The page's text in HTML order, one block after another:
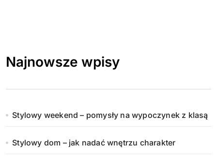
Najnowsze wpisy
Stylowy weekend – pomysły na wypoczynek z klasą
Stylowy dom – jak nadać wnętrzu charakter